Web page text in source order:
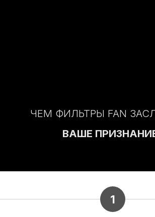
ЧЕМ ФИЛЬТРЫ FAN
ВАШЕ
1